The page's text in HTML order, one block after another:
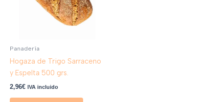
Panadería
Hogaza de Trigo Sarraceno
y Espelta 500 grs.
2,96€ IVA incluido